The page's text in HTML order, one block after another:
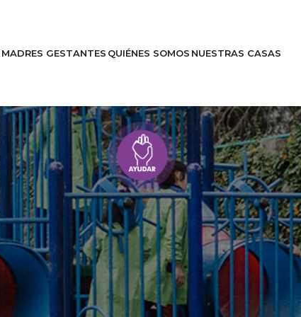
MADRES GESTANTES QUIÉNES SOMOS NUESTRAS CASAS
Entérate
Historias
Apóyanos